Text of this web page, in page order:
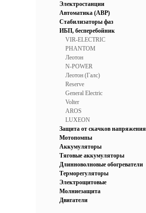
Электростанции
Автоматика (АВР)
Стабилизаторы фаз
ИБП, бесперебойник
VIR-ELECTRIC
PHANTOM
Леотон
N-POWER
Леотон (Галс)
Reserve
General Electric
Volter
AROS
LUXEON
Защита от скачков напряжения
Мотопомпы
Аккумуляторы
Тяговые аккумуляторы
Длинноволновые обогреватели
Терморегуляторы
Электрощитовые
Молниезащита
Двигатели